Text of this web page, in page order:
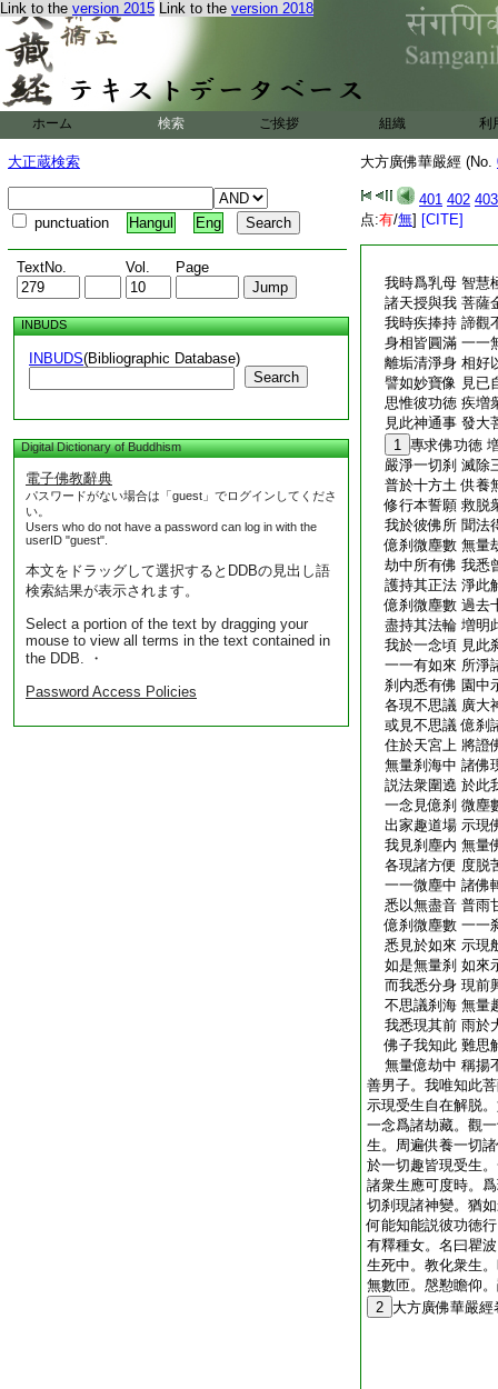
Link to the version 2015 Link to the version 2018
ホーム 検索 ご挨拶 組織 利
大正蔵検索
punctuation Hangul Eng
TextNo. Vol. Page
INBUDS
INBUDS(Bibliographic Database)
Search
Digital Dictionary of Buddhism
電子佛教辭典
パスワードがない場合は「guest」でログインしてくださ
い。
Users who do not have a password can log in with the
userID "guest".
本文をドラッグして選択するとDDBの見出し語
検索結果が表示されます。
Select a portion of the text by dragging your
mouse to view all terms in the text contained in
the DDB. ・
Password Access Policies
大方廣佛華嚴經 (No.
401 402 403
点:有/無] [CITE]
我時爲乳母 智慧
諸天授與我 菩薩
我時疾捧持 諦觀
身相皆圓滿 一一
離垢清淨身 相好
譬如妙寶像 見已
思惟彼功徳 疾増
見此神通事 發大
1 專求佛功徳
嚴淨一切刹 滅除
普於十方土 供養
修行本誓願 救脱
我於彼佛所 聞法
億刹微塵數 無量
劫中所有佛 我悉
護持其正法 淨此
億刹微塵數 過去
盡持其法輪 増明
我於一念頃 見此
一一有如來 所淨
刹内悉有佛 園中
各現不思議 廣大
或見不思議 億刹
住於天宮上 將證
無量刹海中 諸佛
説法衆圍遶 於此
一念見億刹 微塵
出家趣道場 示現
我見刹塵内 無量
各現諸方便 度脱
一一微塵中 諸佛
悉以無盡音 普雨
億刹微塵數 一一
悉見於如來 示現
如是無量刹 如來
而我悉分身 現前
不思議刹海 無量
我悉現其前 雨於
佛子我知此 難思
無量億劫中 稱揚
善男子。我唯知此
示現受生自在解脱
一念爲諸劫藏。觀
生。周遍供養一切
於一切趣皆現受生
諸衆生應可度時。
切刹現諸神變。猶
何能知能説彼功徳
有釋種女。名曰瞿
生死中。教化衆生
無數匝。慇懃瞻仰
2 大方廣佛華嚴